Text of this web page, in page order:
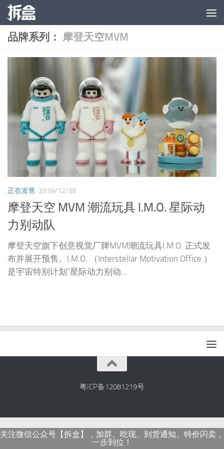
跳至内容
品牌系列： 摩登天空MVM
正在发售 2018/12/26
摩登天空 MVM 潮流玩具 I.M.O. 星际动
力别动队
摩登天空旗下创意视觉厂牌MVM潮流玩具I.M.O. 正式发
布并展开预售。I.M.O. （Interstellar Motivation Office ）
是宇宙特别计划“星际动力别动...
粤ICP备12081219号
关注微信公众号【拆盒】，加群、吃现、到货通知、特价闪卖，
一步到位！